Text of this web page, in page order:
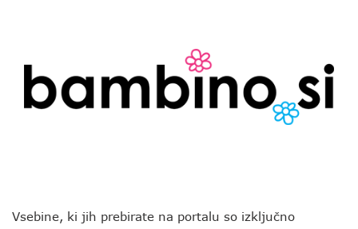
Vsebine, ki jih prebirate na portalu so izključno